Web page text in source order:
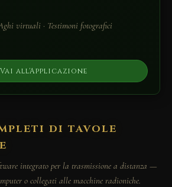
virtuali · Testimoni fotografici
all'Applicazione
DI TAVOLE
integrato per la trasmissione a distanza —
o collegati alle macchine radioniche.